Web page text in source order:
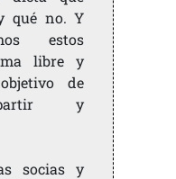
qué no. Y
estos
libre y
de
y
socias y